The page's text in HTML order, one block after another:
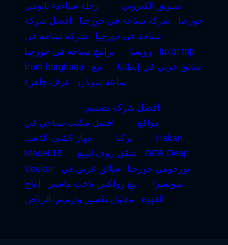
تسويق الكتروني
رحلة سياحية باتومي
جورجيا
شركة سياحة في جورجيا
افضل شركة
سياحة في جورجيا
شركة سياحة في
روسيا
برامج سياحة في جورجيا
luxor trip
from hurghada
سائق عربي في إيطاليا
بيع
ساعة شوبارد
غرف جاهزة
افضل شركة تصميم
مواقع
افضل مكتب سياحي في
تركيا
جهاز كشف الذهب
Hakan
Model 15
شقق روف للبيع
GER Deep
Seeker
بورجومي جورجيا
سائق عربي في
سويسرا
بيع رولكس ياخت ماستر
إنتاج
القهوة
مقاول تكسير وترميم بالرياض